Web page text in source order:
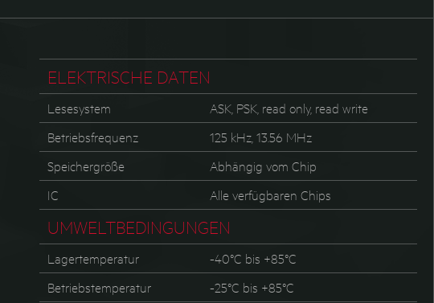
ELEKTRISCHE DATEN
Lesesystem
ASK, PSK, read only, read write
Betriebsfrequenz
125 kHz, 13.56 MHz
Speichergröße
Abhängig vom Chip
IC
Alle verfügbaren Chips
UMWELTBEDINGUNGEN
Lagertemperatur
-40°C bis +85°C
Betriebstemperatur
-25°C bis +85°C